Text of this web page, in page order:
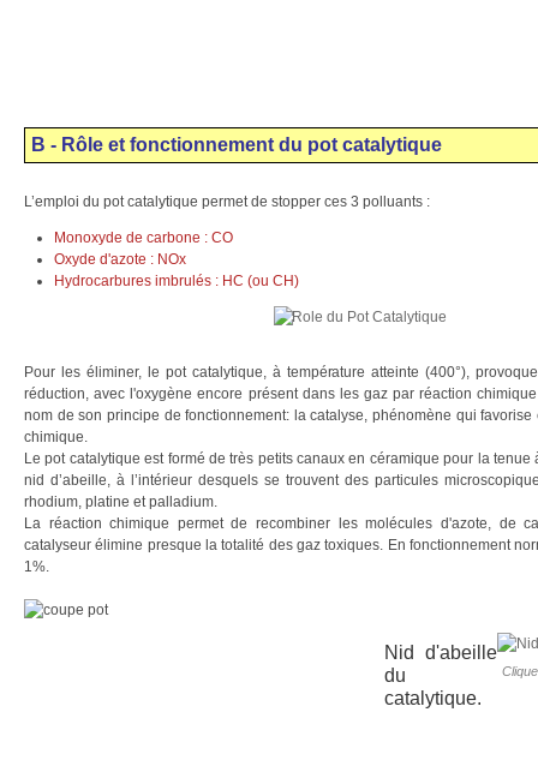
B - Rôle et fonctionnement du pot catalytique
L’emploi du pot catalytique permet de stopper ces 3 polluants :
Monoxyde de carbone : CO
Oxyde d'azote : NOx
Hydrocarbures imbrulés : HC (ou CH)
Pour les éliminer, le pot catalytique, à température atteinte (400°),
réduction, avec l'oxygène encore présent dans les gaz par réaction
nom de son principe de fonctionnement: la catalyse, phénomène qui
chimique.
Le pot catalytique est formé de très petits canaux en céramique pour la
nid d’abeille, à l’intérieur desquels se trouvent des particules
rhodium, platine et palladium.
La réaction chimique permet de recombiner les molécules d'azote, de
catalyseur élimine presque la totalité des gaz toxiques. En fonctionnement
1%.
Nid d'abeille
du
catalytique.